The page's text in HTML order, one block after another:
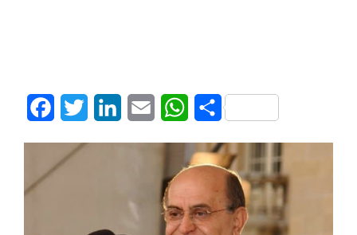
FacebookTwitter LinkedInEmail WhatsApp
Share